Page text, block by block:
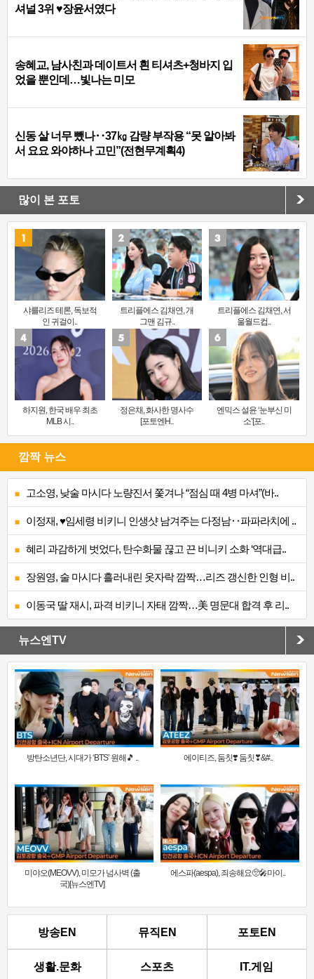
셔널 3위 ♥장윤서였다
송혜교, 남사친과 데이트서 흰 티셔츠+청바지 입
었을 뿐인데…빛나는 미모
신동 살 너무 뺐나‥37㎏ 감량 부작용 “못 알아봐
서 요요 와야하나 고민”(전현무계획4)
많이 본 포토
샤를리즈 테론, 독보적
인 귀걸이..
트리플에스 김채연, 개
그맨 김규..
트리플에스 김채연, 서
울월드컵..
하지원, 한국 배우 최초
MLB 시..
정은채, 화사한 명사수
[포토엔H..
엔믹스 설윤 ‘눈부신 미
소’[포..
깜짝 뉴스
고소영, 낮술 마시다 노량진서 쫓겨나 “점심 때 4병 마셔”(바..
이정재, ♥임세령 비키니 인생샷 남겨주는 다정남‥파파라치에 ..
혜리 과감하게 벗었다, 탄수화물 끊고 끈 비니키 소화 ‘역대급..
장원영, 술 마시다 흘러내린 옷자락 깜짝…리즈 갱신한 인형 비..
이동국 딸 재시, 파격 비키니 자태 깜짝…美 명문대 합격 후 리..
뉴스엔TV
방탄소년단, 시대가 ‘BTS’ 원해🎵 .. 에이티즈, 둠칫❣️ 둠칫❣&#..
미야오(MEOVV), 미모가 넘사벽 (출
국)[뉴스엔TV]
에스파(aespa), 죄송해요🥺🎤마이..
방송EN 뮤직EN 포토EN
생활.문화 스포츠 IT.게임